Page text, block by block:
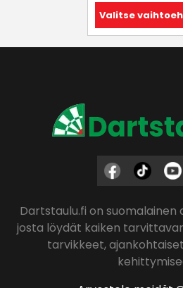
Valitse
Dartstaulu.fi on
josta löydät kaiken
tarvikkeet,